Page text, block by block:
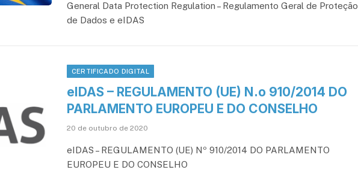
General Data Protection Regulation – Regulamento Geral de Proteção
de Dados e eIDAS
CERTIFICADO DIGITAL
eIDAS – REGULAMENTO (UE) N.o 910/2014 DO
PARLAMENTO EUROPEU E DO CONSELHO
20 de outubro de 2020
eIDAS – REGULAMENTO (UE) Nº 910/2014 DO PARLAMENTO
EUROPEU E DO CONSELHO